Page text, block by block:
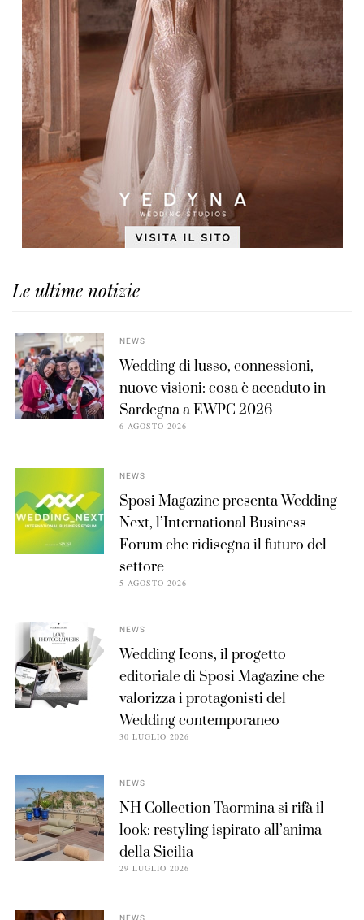
Le ultime notizie
NEWS
Wedding di lusso, connessioni,
nuove visioni: cosa è accaduto in
Sardegna a EWPC 2026
6 AGOSTO 2026
NEWS
Sposi Magazine presenta Wedding
Next, l’International Business
Forum che ridisegna il futuro del
settore
5 AGOSTO 2026
NEWS
Wedding Icons, il progetto
editoriale di Sposi Magazine che
valorizza i protagonisti del
Wedding contemporaneo
30 LUGLIO 2026
NEWS
NH Collection Taormina si rifà il
look: restyling ispirato all’anima
della Sicilia
29 LUGLIO 2026